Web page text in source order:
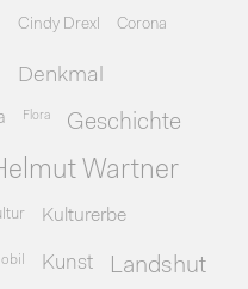
Cindy Drexl Corona
Denkmal
Flora Geschichte
Wartner
Kulturerbe
Kunst Landshut